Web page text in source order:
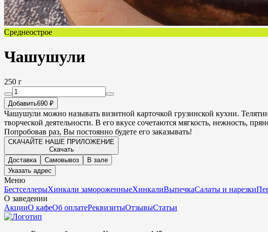
Среднеострое
Чашушули
250 г
Добавить690 ₽
Чашушули можно называть визитной карточкой грузинской кухни.
творческой деятельности. В его вкусе сочетаются мягкость, нежность,
Попробовав раз, Вы постоянно будете его заказывать!
СКАЧАЙТЕ НАШЕ ПРИЛОЖЕНИЕ
Скачать
Доставка
Самовывоз
В зале
Указать адрес
Меню
БестселлерыХинкали замороженныеХинкалиВыпечкаСалаты и нарезки
О заведении
АкцииО кафеОб оплатеРеквизитыОтзывыСтатьи